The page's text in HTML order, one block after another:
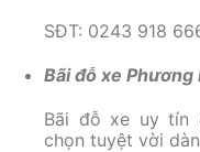
SĐT: 0243 918
Bãi đỗ xe Phương
Bãi đỗ xe uy tín
chọn tuyệt vời